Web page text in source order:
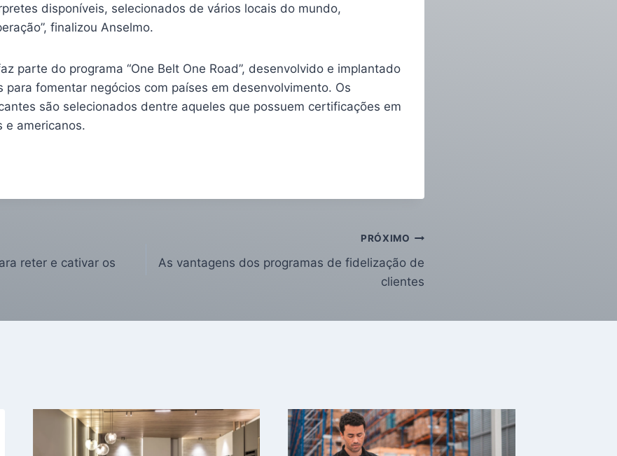
disponíveis, selecionados de vários locais do mundo,
finalizou Anselmo.
parte do programa “One Belt One Road”, desenvolvido e implantado
para fomentar negócios com países em desenvolvimento. Os
são selecionados dentre aqueles que possuem certificações em
e americanos.
reter e cativar os
PRÓXIMO
As vantagens dos programas de fidelização de
clientes